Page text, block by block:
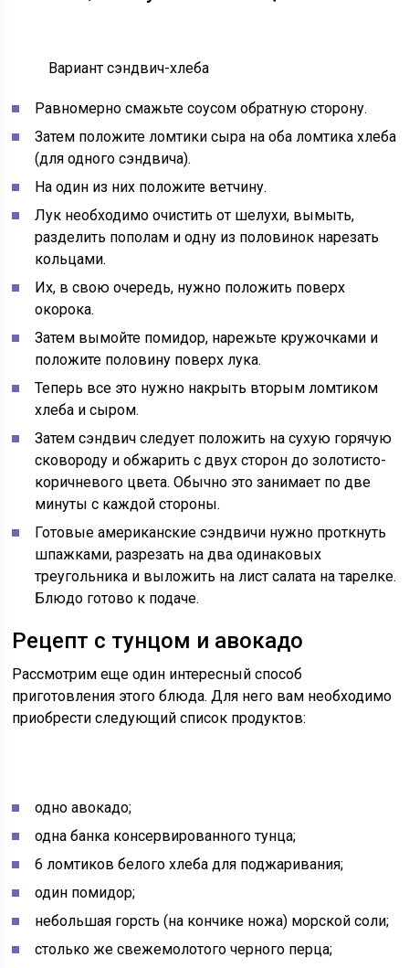
Вариант сэндвич-хлеба
Равномерно смажьте соусом обратную сторону.
Затем положите ломтики сыра на оба ломтика хлеба
(для одного сэндвича).
На один из них положите ветчину.
Лук необходимо очистить от шелухи, вымыть,
разделить пополам и одну из половинок нарезать
кольцами.
Их, в свою очередь, нужно положить поверх
окорока.
Затем вымойте помидор, нарежьте кружочками и
положите половину поверх лука.
Теперь все это нужно накрыть вторым ломтиком
хлеба и сыром.
Затем сэндвич следует положить на сухую горячую
сковороду и обжарить с двух сторон до золотисто-
коричневого цвета. Обычно это занимает по две
минуты с каждой стороны.
Готовые американские сэндвичи нужно проткнуть
шпажками, разрезать на два одинаковых
треугольника и выложить на лист салата на тарелке.
Блюдо готово к подаче.
Рецепт с тунцом и авокадо
Рассмотрим еще один интересный способ
приготовления этого блюда. Для него вам необходимо
приобрести следующий список продуктов:
одно авокадо;
одна банка консервированного тунца;
6 ломтиков белого хлеба для поджаривания;
один помидор;
небольшая горсть (на кончике ножа) морской соли;
столько же свежемолотого черного перца;